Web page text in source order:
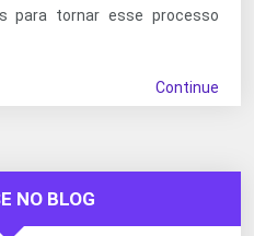
para tornar esse processo
Continue
NO BLOG